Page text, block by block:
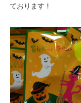
ております！